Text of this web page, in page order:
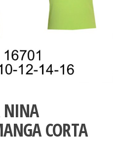
accumark ,
pdf , Moldes
ropa,
Graduaciones,
Ploteo y
pdf, Moldes
NINA
CORTA